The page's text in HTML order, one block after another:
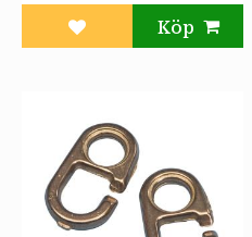
Lägg till i favoriter